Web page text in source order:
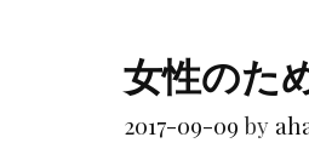
ト
か
ら
o
女性のた
2017-09-09 by